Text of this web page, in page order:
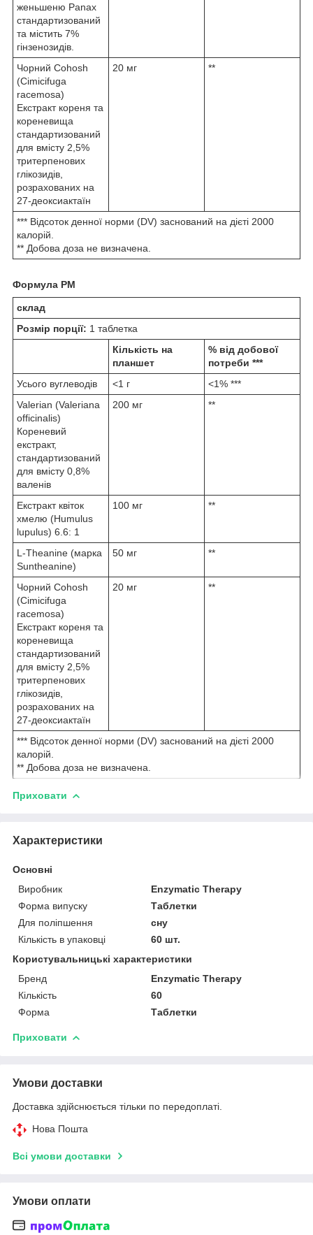
женьшеню Panax
стандартизований
та містить 7%
гінзенозидів.
Чорний Cohosh
(Cimicifuga
racemosa)
Екстракт кореня та
кореневища
стандартизований
для вмісту 2,5%
тритерпенових
глікозидів,
розрахованих на
27-деоксиактаїн
20 мг **
*** Відсоток денної норми (DV) заснований на дієті 2000
калорій.
** Добова доза не визначена.
Формула РМ
склад
Розмір порції: 1 таблетка
Кількість на
планшет
% від добової
потреби ***
Усього вуглеводів
<1 г
<1% ***
Valerian (Valeriana
officinalis)
Кореневий
екстракт,
стандартизований
для вмісту 0,8%
валенів
200 мг **
Екстракт квіток
хмелю (Humulus
lupulus) 6.6: 1
100 мг **
L-Theanine (марка
Suntheanine)
50 мг **
Чорний Cohosh
(Cimicifuga
racemosa)
Екстракт кореня та
кореневища
стандартизований
для вмісту 2,5%
тритерпенових
глікозидів,
розрахованих на
27-деоксиактаїн
20 мг **
*** Відсоток денної норми (DV) заснований на дієті 2000
калорій.
** Добова доза не визначена.
Приховати
Характеристики
Основні
Виробник
Enzymatic Therapy
Форма випуску
Таблетки
Для поліпшення
сну
Кількість в упаковці
60 шт.
Користувальницькі характеристики
Бренд
Enzymatic Therapy
Кількість
60
Форма
Таблетки
Приховати
Умови доставки
Доставка здійснюється тільки по передоплаті.
Нова Пошта
Всі умови доставки
Умови оплати